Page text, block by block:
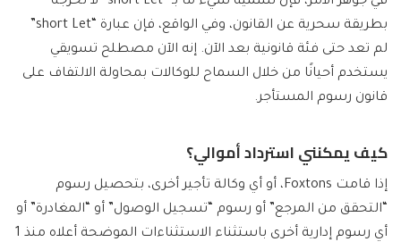
بطريقة سحرية عن القانون، وفي الواقع، فإن عبارة “short Let”
لم تعد حتى فئة قانونية بعد الآن. إنه الآن مصطلح تسويقي
يستخدم أحيانًا من خلال السماح للوكالات بمحاولة الالتفاف على
قانون رسوم المستأجر.
كيف يمكنني استرداد أموالي؟
إذا قامت Foxtons، أو أي وكالة تأجير أخرى، بتحصيل رسوم
“التحقق من المرجع” أو رسوم “تسجيل الوصول” أو “المغادرة” أو
أي رسوم إدارية أخرى باستثناء الاستثناءات الموضحة أعلاه منذ 1